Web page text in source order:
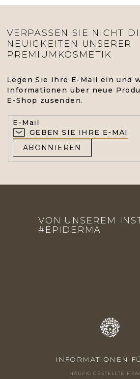
VERPASSEN SIE NICHT
NEUIGKEITEN UNSERER
PREMIUMKOSMETIK
Legen Sie Ihre E-Mail ein und
Informationen über neue
E-Shop zusenden.
E-Mail
ABONNIEREN
VON UNSEREM
#EPIDERMA
INFORMATIONEN
HÄUFIG GESTELLTE